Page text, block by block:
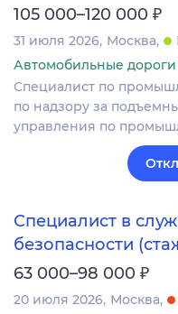
105 000–120 000 ₽
31 июля 2026 Москва
Автомобильные
Специалист по
по надзору за
управления по
Специалист в
безопасности
63 000–98 000 ₽
20 июля 2026 Москва